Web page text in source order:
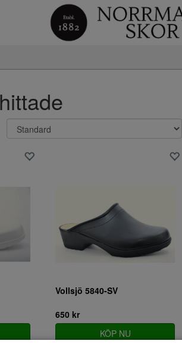
Vollsjö 5840-SV
650 kr
KÖP NU